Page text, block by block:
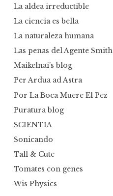
La aldea irreductible
La ciencia es bella
La naturaleza humana
Las penas del Agente Smith
Maikelnai’s blog
Per Ardua ad Astra
Por La Boca Muere El Pez
Puratura blog
SCIENTIA
Sonicando
Tall & Cute
Tomates con genes
Wis Physics